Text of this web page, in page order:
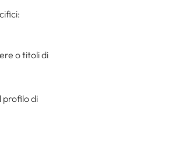
o titoli di
profilo di